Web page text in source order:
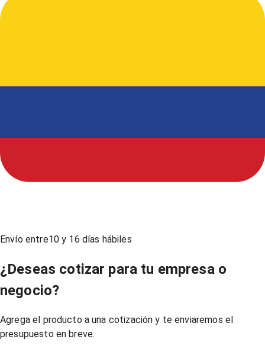
Envío entre10y 16 días hábiles
¿Deseas cotizar para tu empresa o
negocio?
Agrega el producto a una cotización y te enviaremos el
presupuesto en breve.